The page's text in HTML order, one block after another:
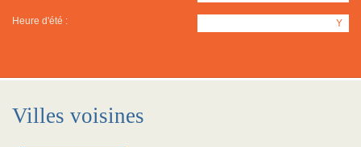
Heure d'été : Y
Villes voisines